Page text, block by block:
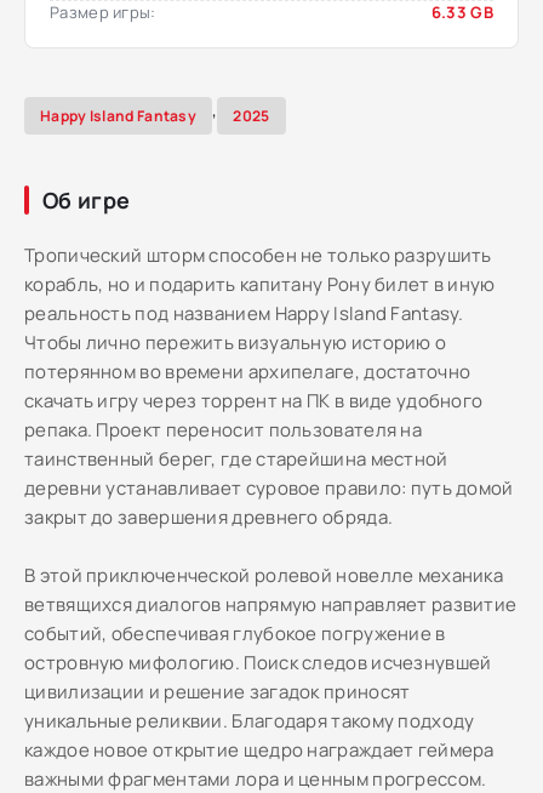
Размер игры:
6.33 GB
Happy Island Fantasy , 2025
Об игре
Тропический шторм способен не только разрушить
корабль, но и подарить капитану Рону билет в иную
реальность под названием Happy Island Fantasy.
Чтобы лично пережить визуальную историю о
потерянном во времени архипелаге, достаточно
скачать игру через торрент на ПК в виде удобного
репака. Проект переносит пользователя на
таинственный берег, где старейшина местной
деревни устанавливает суровое правило: путь домой
закрыт до завершения древнего обряда.
В этой приключенческой ролевой новелле механика
ветвящихся диалогов напрямую направляет развитие
событий, обеспечивая глубокое погружение в
островную мифологию. Поиск следов исчезнувшей
цивилизации и решение загадок приносят
уникальные реликвии. Благодаря такому подходу
каждое новое открытие щедро награждает геймера
важными фрагментами лора и ценным прогрессом.